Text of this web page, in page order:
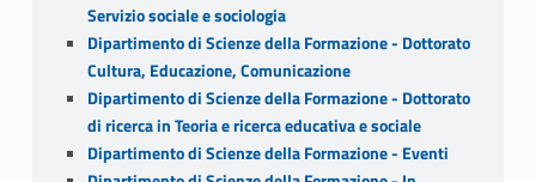
Servizio sociale e sociologia
Dipartimento di Scienze della Formazione - Dottorato
Cultura, Educazione, Comunicazione
Dipartimento di Scienze della Formazione - Dottorato
di ricerca in Teoria e ricerca educativa e sociale
Dipartimento di Scienze della Formazione - Eventi